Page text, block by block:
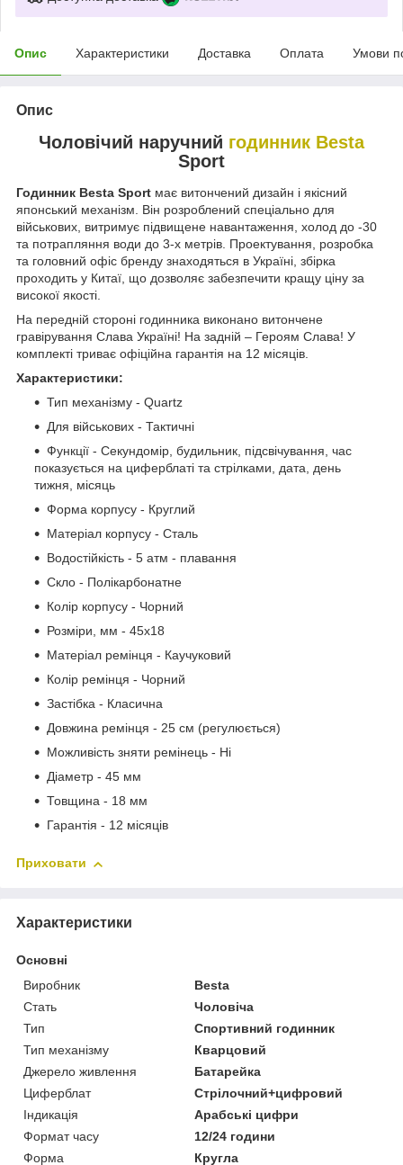
Опис Характеристики Доставка Оплата Умови
Опис
Чоловічий наручний годинник Besta
Sport
Годинник Besta Sport має витончений дизайн і якісний
японський механізм. Він розроблений спеціально для
військових, витримує підвищене навантаження, холод до -30
та потрапляння води до 3-х метрів. Проектування, розробка
та головний офіс бренду знаходяться в Україні, збірка
проходить у Китаї, що дозволяє забезпечити кращу ціну за
високої якості.
На передній стороні годинника виконано витончене
гравірування Слава Україні! На задній – Героям Слава! У
комплекті триває офіційна гарантія на 12 місяців.
Характеристики:
Тип механізму - Quartz
Для військових - Тактичні
Функції - Секундомір, будильник, підсвічування, час
показується на циферблаті та стрілками, дата, день
тижня, місяць
Форма корпусу - Круглий
Матеріал корпусу - Сталь
Водостійкість - 5 атм - плавання
Скло - Полікарбонатне
Колір корпусу - Чорний
Розміри, мм - 45х18
Матеріал ремінця - Каучуковий
Колір ремінця - Чорний
Застібка - Класична
Довжина ремінця - 25 см (регулюється)
Можливість зняти ремінець - Ні
Діаметр - 45 мм
Товщина - 18 мм
Гарантія - 12 місяців
Приховати
Характеристики
Основні
Виробник
Besta
Стать
Чоловіча
Тип
Спортивний годинник
Тип механізму
Кварцовий
Джерело живлення
Батарейка
Циферблат
Стрілочний+цифровий
Індикація
Арабські цифри
Формат часу
12/24 години
Форма
Кругла